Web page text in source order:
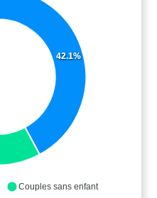
42.1%
Couples sans enfant